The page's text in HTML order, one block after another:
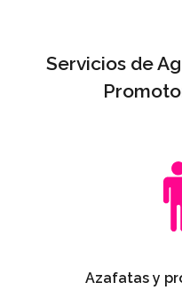
Servicios de
Azafatas y